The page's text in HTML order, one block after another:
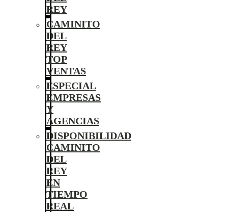
REY
CAMINITO
DEL
REY
TOP
VENTAS
ESPECIAL
EMPRESAS
Y
AGENCIAS
DISPONIBILIDAD
CAMINITO
DEL
REY
EN
TIEMPO
REAL